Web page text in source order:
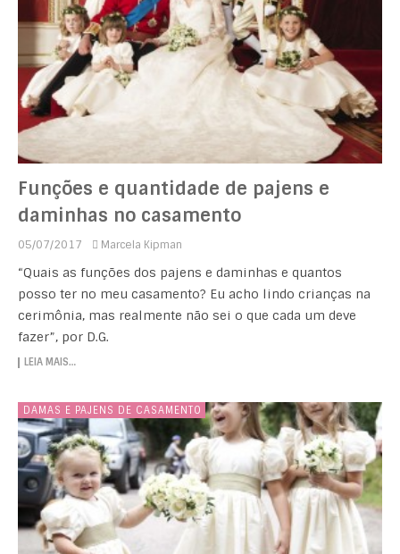
Funções e quantidade de pajens e
daminhas no casamento
05/07/2017 Marcela Kipman
“Quais as funções dos pajens e daminhas e quantos
posso ter no meu casamento? Eu acho lindo crianças na
cerimônia, mas realmente não sei o que cada um deve
fazer”, por D.G.
LEIA MAIS…
DAMAS E PAJENS DE CASAMENTO